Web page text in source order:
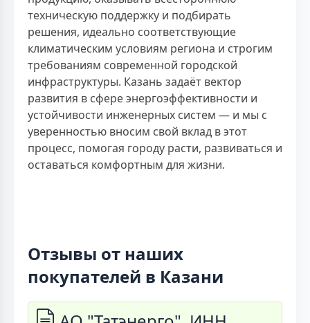
техническую поддержку и подбирать
решения, идеально соответствующие
климатическим условиям региона и строгим
требованиям современной городской
инфраструктуры. Казань задаёт вектор
развития в сфере энергоэффективности и
устойчивости инженерных систем — и мы с
уверенностью вносим свой вклад в этот
процесс, помогая городу расти, развиваться и
оставаться комфортным для жизни.
Отзывы от наших
покупателей в Казани